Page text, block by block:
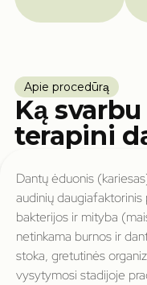
Apie procedūrą
Ką
terapini
Dantų ėduonis
audinių
bakterijos ir mityba
netinkama burnos ir
stoka, gretutinės
vysytymosi stadijoje